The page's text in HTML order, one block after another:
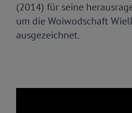
(2014) für seine
um die Woiwodschaft
ausgezeichnet.